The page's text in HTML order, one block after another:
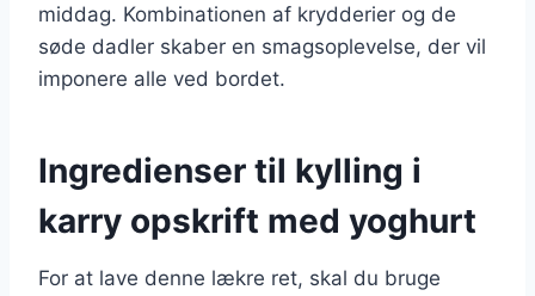
middag. Kombinationen af krydderier og de
søde dadler skaber en smagsoplevelse, der vil
imponere alle ved bordet.
Ingredienser til kylling i
karry opskrift med yoghurt
For at lave denne lækre ret, skal du bruge